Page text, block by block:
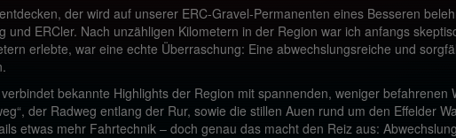
der wird auf unserer ERC-Gravel-Permanenten eines Besseren
ERCler. Nach unzähligen Kilometern in der Region war ich anfangs
erlebte, war eine echte Überraschung: Eine abwechslungsreiche und
bekannte Highlights der Region mit spannenden, weniger befahrenen
der Radweg entlang der Rur, sowie die stillen Auen rund um den Effelder
etwas mehr Fahrtechnik – doch genau das macht den Reiz aus: